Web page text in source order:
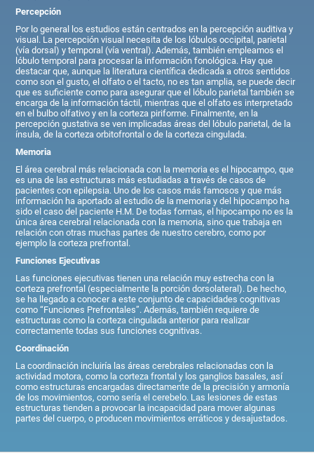
Percepción
Por lo general los estudios están centrados en la percepción auditiva y
visual. La percepción visual necesita de los lóbulos occipital, parietal
(vía dorsal) y temporal (vía ventral). Además, también empleamos el
lóbulo temporal para procesar la información fonológica. Hay que
destacar que, aunque la literatura científica dedicada a otros sentidos
como son el gusto, el olfato o el tacto, no es tan amplia, se puede decir
que es suficiente como para asegurar que el lóbulo parietal también se
encarga de la información táctil, mientras que el olfato es interpretado
en el bulbo olfativo y en la corteza piriforme. Finalmente, en la
percepción gustativa se ven implicadas áreas del lóbulo parietal, de la
ínsula, de la corteza orbitofrontal o de la corteza cingulada.
Memoria
El área cerebral más relacionada con la memoria es el hipocampo, que
es una de las estructuras más estudiadas a través de casos de
pacientes con epilepsia. Uno de los casos más famosos y que más
información ha aportado al estudio de la memoria y del hipocampo ha
sido el caso del paciente H.M. De todas formas, el hipocampo no es la
única área cerebral relacionada con la memoria, sino que trabaja en
relación con otras muchas partes de nuestro cerebro, como por
ejemplo la corteza prefrontal.
Funciones Ejecutivas
Las funciones ejecutivas tienen una relación muy estrecha con la
corteza prefrontal (especialmente la porción dorsolateral). De hecho,
se ha llegado a conocer a este conjunto de capacidades cognitivas
como “Funciones Prefrontales”. Además, también requiere de
estructuras como la corteza cingulada anterior para realizar
correctamente todas sus funciones cognitivas.
Coordinación
La coordinación incluiría las áreas cerebrales relacionadas con la
actividad motora, como la corteza frontal y los ganglios basales, así
como estructuras encargadas directamente de la precisión y armonía
de los movimientos, como sería el cerebelo. Las lesiones de estas
estructuras tienden a provocar la incapacidad para mover algunas
partes del cuerpo, o producen movimientos erráticos y desajustados.